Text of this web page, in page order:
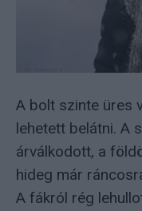
A bolt szinte üres
lehetett belátni. A
árválkodott, a
hideg már
A fákról rég